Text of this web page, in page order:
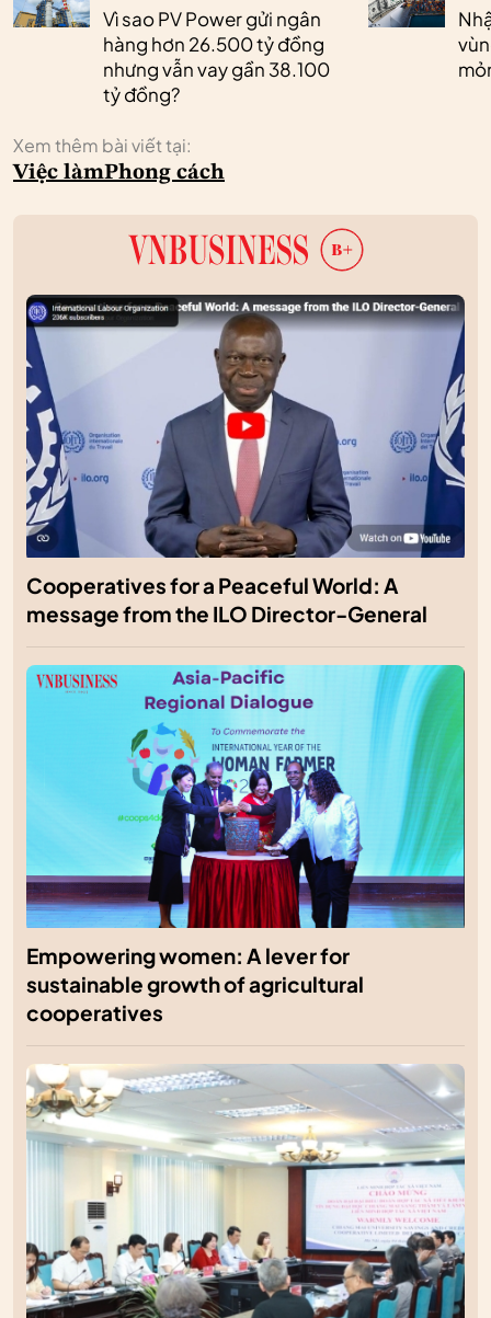
Vì sao PV Power gửi ngân
hàng hơn 26.500 tỷ đồng
nhưng vẫn vay gần 38.100
tỷ đồng?
Xem thêm bài viết tại:
Việc làmPhong cách
Cooperatives for a Peaceful World: A
message from the ILO Director-General
Empowering women: A lever for
sustainable growth of agricultural
cooperatives